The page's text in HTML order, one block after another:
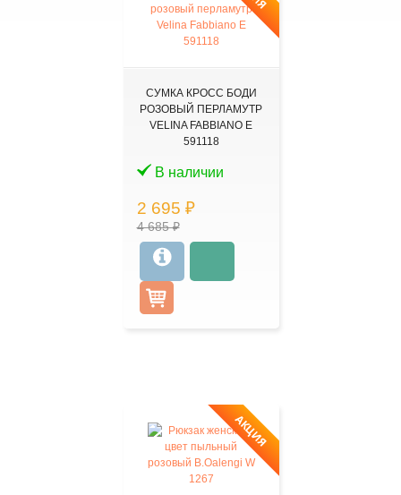
СУМКА КРОСС БОДИ
РОЗОВЫЙ ПЕРЛАМУТР
VELINA FABBIANO E
591118
В наличии
2 695 ₽
4 685 ₽
АКЦИЯ